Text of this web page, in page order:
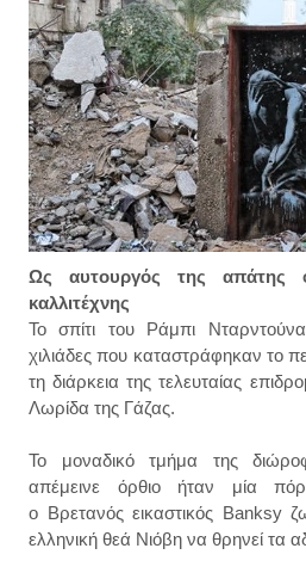
Ως αυτουργός της απάτης
καλλιτέχνης
Το σπίτι του Ράμπι
χιλιάδες που καταστράφηκαν το
τη διάρκεια της τελευταίας
Λωρίδα της Γάζας.
Το μοναδικό τμήμα της
απέμεινε όρθιο ήταν μία
ο Βρετανός εικαστικός Banksy
ελληνική θεά Νιόβη να θρηνεί τα